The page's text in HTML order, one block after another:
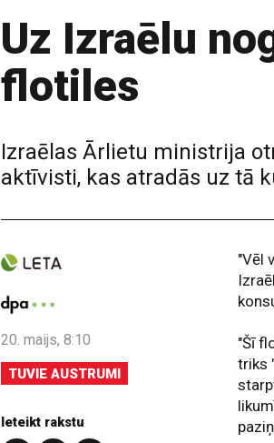
Uz Izraēlu
flotiles
Izraēlas Ārlietu ministrija
aktīvisti, kas atradās uz tā
20. maijs, 8:10
TUVIE AUSTRUMI
Ieteikt rakstu
"Vēl
"Šī
triks